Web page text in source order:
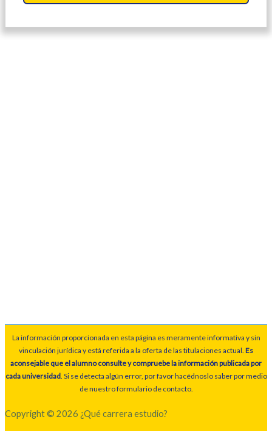
La información proporcionada en esta página es meramente informativa y sin
vinculación jurídica y está referida a la oferta de las titulaciones actual. Es
aconsejable que el alumno consulte y compruebe la información publicada por
cada universidad. Si se detecta algún error, por favor hacédnoslo saber por medio
de nuestro formulario de contacto.
Copyright © 2026 ¿Qué carrera estudio?